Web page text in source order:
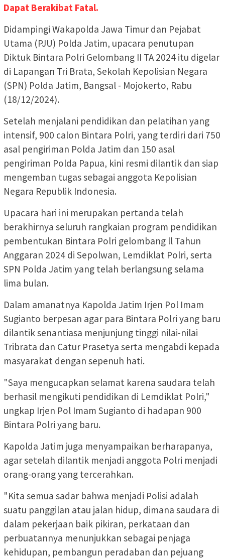
Dapat Berakibat Fatal.
Didampingi Wakapolda Jawa Timur dan Pejabat
Utama (PJU) Polda Jatim, upacara penutupan
Diktuk Bintara Polri Gelombang II TA 2024 itu digelar
di Lapangan Tri Brata, Sekolah Kepolisian Negara
(SPN) Polda Jatim, Bangsal - Mojokerto, Rabu
(18/12/2024).
Setelah menjalani pendidikan dan pelatihan yang
intensif, 900 calon Bintara Polri, yang terdiri dari 750
asal pengiriman Polda Jatim dan 150 asal
pengiriman Polda Papua, kini resmi dilantik dan siap
mengemban tugas sebagai anggota Kepolisian
Negara Republik Indonesia.
Upacara hari ini merupakan pertanda telah
berakhirnya seluruh rangkaian program pendidikan
pembentukan Bintara Polri gelombang ll Tahun
Anggaran 2024 di Sepolwan, Lemdiklat Polri, serta
SPN Polda Jatim yang telah berlangsung selama
lima bulan.
Dalam amanatnya Kapolda Jatim Irjen Pol Imam
Sugianto berpesan agar para Bintara Polri yang baru
dilantik senantiasa menjunjung tinggi nilai-nilai
Tribrata dan Catur Prasetya serta mengabdi kepada
masyarakat dengan sepenuh hati.
"Saya mengucapkan selamat karena saudara telah
berhasil mengikuti pendidikan di Lemdiklat Polri,"
ungkap Irjen Pol Imam Sugianto di hadapan 900
Bintara Polri yang baru.
Kapolda Jatim juga menyampaikan berharapanya,
agar setelah dilantik menjadi anggota Polri menjadi
orang-orang yang tercerahkan.
"Kita semua sadar bahwa menjadi Polisi adalah
suatu panggilan atau jalan hidup, dimana saudara di
dalam pekerjaan baik pikiran, perkataan dan
perbuatannya menunjukkan sebagai penjaga
kehidupan, pembangun peradaban dan pejuang